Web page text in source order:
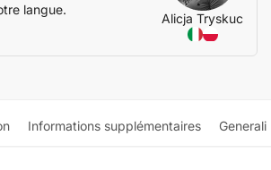
langue.
Alicja Tryskuc
Informations supplémentaires Generali